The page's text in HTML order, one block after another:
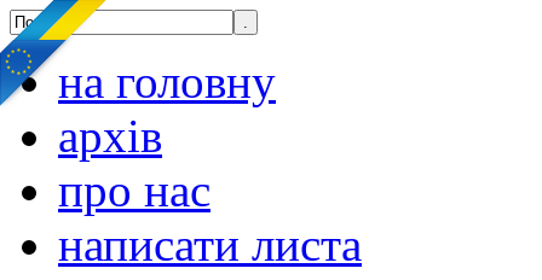
на головну
архів
про нас
написати листа